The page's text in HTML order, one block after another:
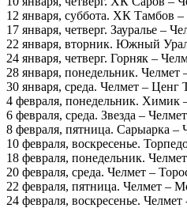
12 января, суббота. ХК Тамбов –
17 января, четверг. Зауралье –
22 января, вторник. Южный
24 января, четверг. Горняк –
28 января, понедельник.
30 января, среда. Челмет – Ценг
4 февраля, понедельник. Химик
6 февраля, среда. Звезда – Челмет
8 февраля, пятница. Сарыарка –
10 февраля, воскресенье.
18 февраля, понедельник.
20 февраля, среда. Челмет –
22 февраля, пятница. Челмет –
24 февраля, воскресенье.